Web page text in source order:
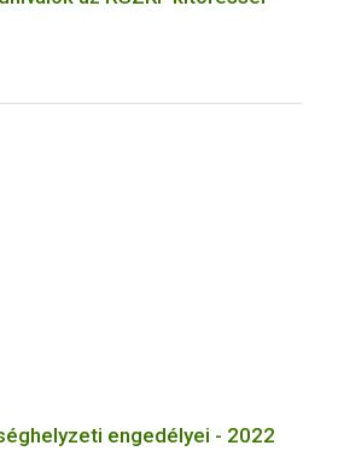
engedélyei - 2022